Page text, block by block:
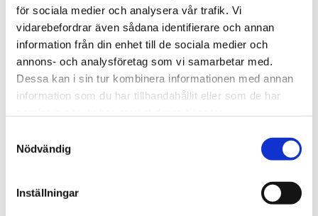
för sociala medier och analysera vår trafik. Vi
vidarebefordrar även sådana identifierare och annan
information från din enhet till de sociala medier och
annons- och analysföretag som vi samarbetar med.
Dessa kan i sin tur kombinera informationen med annan
information som du har tillhandahållit eller som de har
Nödvändig
Inställningar
När detta är klappat och klart kommer man att få
en uträkning som visar ens individuella årsränta,
maximal effektiv årsränta samt den totala
kostnaden för hela lånet. För att avsluta sin
inkomst, sysselsättning och kontaktinformation.
När ansökan väl har skickats in kommer det inte